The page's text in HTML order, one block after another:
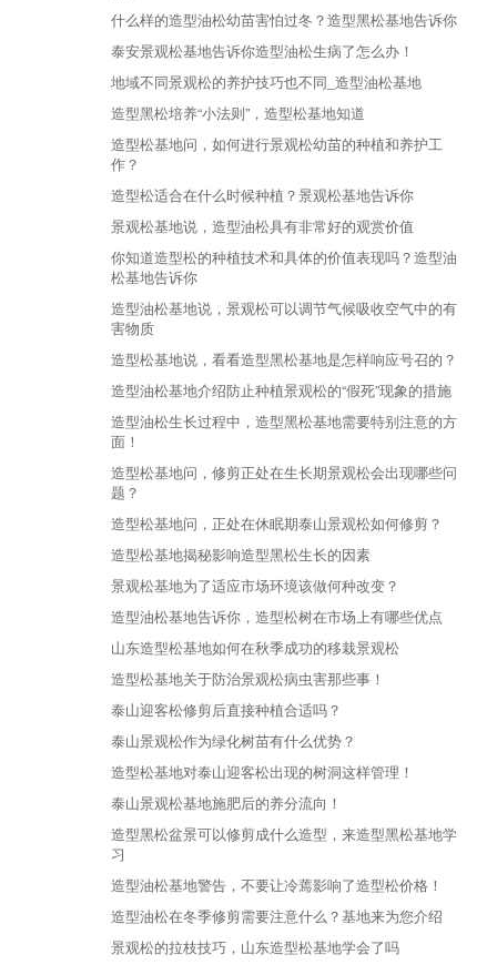
什么样的造型油松幼苗害怕过冬？造型黑松基地告诉你
泰安景观松基地告诉你造型油松生病了怎么办！
地域不同景观松的养护技巧也不同_造型油松基地
造型黑松培养“小法则”，造型松基地知道
造型松基地问，如何进行景观松幼苗的种植和养护工
作？
造型松适合在什么时候种植？景观松基地告诉你
景观松基地说，造型油松具有非常好的观赏价值
你知道造型松的种植技术和具体的价值表现吗？造型油
松基地告诉你
造型油松基地说，景观松可以调节气候吸收空气中的有
害物质
造型松基地说，看看造型黑松基地是怎样响应号召的？
造型油松基地介绍防止种植景观松的“假死”现象的措施
造型油松生长过程中，造型黑松基地需要特别注意的方
面！
造型松基地问，修剪正处在生长期景观松会出现哪些问
题？
造型松基地问，正处在休眠期泰山景观松如何修剪？
造型松基地揭秘影响造型黑松生长的因素
景观松基地为了适应市场环境该做何种改变？
造型油松基地告诉你，造型松树在市场上有哪些优点
山东造型松基地如何在秋季成功的移栽景观松
造型松基地关于防治景观松病虫害那些事！
泰山迎客松修剪后直接种植合适吗？
泰山景观松作为绿化树苗有什么优势？
造型松基地对泰山迎客松出现的树洞这样管理！
泰山景观松基地施肥后的养分流向！
造型黑松盆景可以修剪成什么造型，来造型黑松基地学
习
造型油松基地警告，不要让冷蔫影响了造型松价格！
造型油松在冬季修剪需要注意什么？基地来为您介绍
景观松的拉枝技巧，山东造型松基地学会了吗